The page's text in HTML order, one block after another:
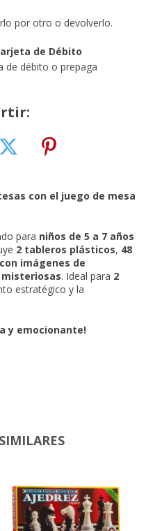
por otro o devolverlo.
de Débito
de débito o prepaga
con el juego de mesa
para niños de 5 a 7 años
2 tableros plásticos, 48
imágenes de
. Ideal para 2
estratégico y la
y emocionante!